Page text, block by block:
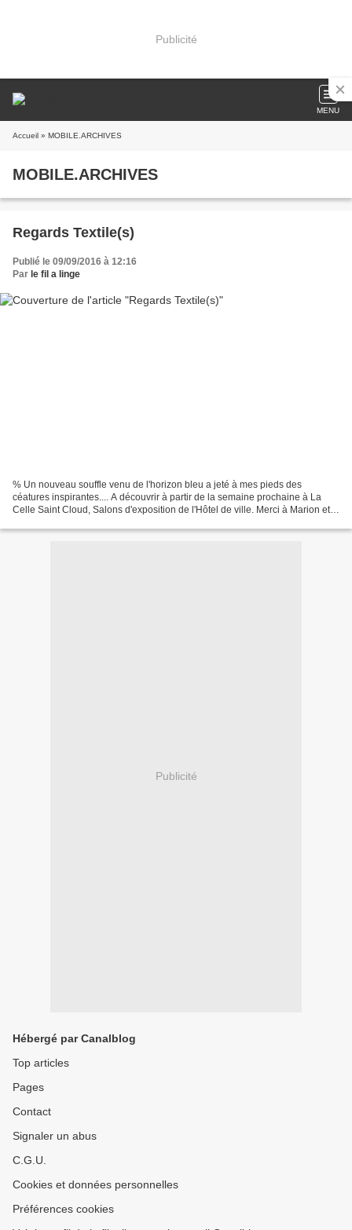
Publicité
MENU
Accueil » MOBILE.ARCHIVES
MOBILE.ARCHIVES
Regards Textile(s)
Publié le 09/09/2016 à 12:16
Par le fil a linge
% Un nouveau souffle venu de l'horizon bleu a jeté à mes pieds des
céatures inspirantes.... A découvrir à partir de la semaine prochaine à La
Celle Saint Cloud, Salons d'exposition de l'Hôtel de ville. Merci à Marion et
Publicité
Hébergé par Canalblog
Top articles
Pages
Contact
Signaler un abus
C.G.U.
Cookies et données personnelles
Préférences cookies